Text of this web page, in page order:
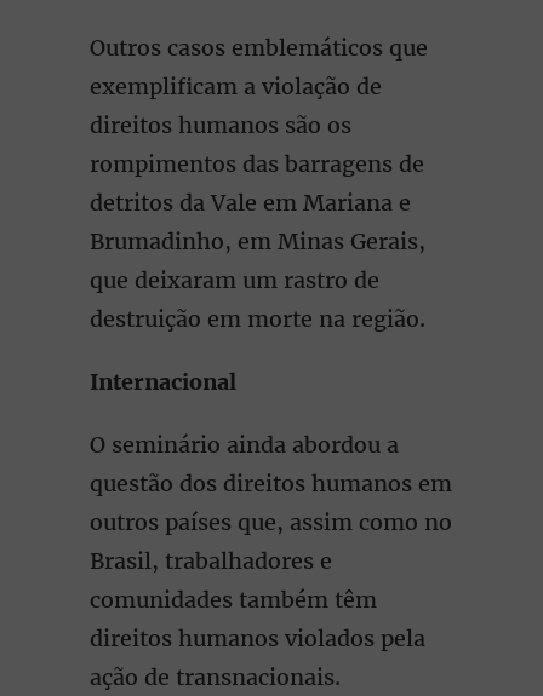
Outros casos emblemáticos que
exemplificam a violação de
direitos humanos são os
rompimentos das barragens de
detritos da Vale em Mariana e
Brumadinho, em Minas Gerais,
que deixaram um rastro de
destruição em morte na região.
Internacional
O seminário ainda abordou a
questão dos direitos humanos em
outros países que, assim como no
Brasil, trabalhadores e
comunidades também têm
direitos humanos violados pela
ação de transnacionais.